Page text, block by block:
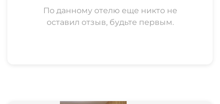
По данному отелю еще никто не
оставил отзыв, будьте первым.